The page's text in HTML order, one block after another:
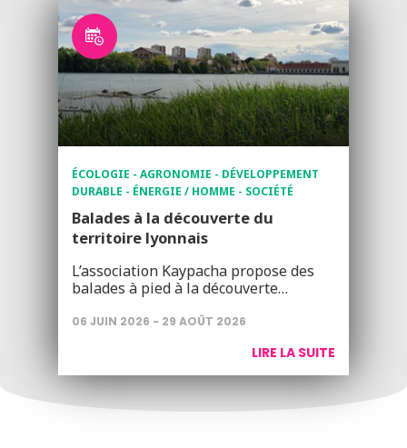
ÉCOLOGIE - AGRONOMIE - DÉVELOPPEMENT
DURABLE - ÉNERGIE / HOMME - SOCIÉTÉ
Balades à la découverte du
territoire lyonnais
L’association Kaypacha propose des
balades à pied à la découverte…
06 JUIN 2026 - 29 AOÛT 2026
LIRE LA SUITE